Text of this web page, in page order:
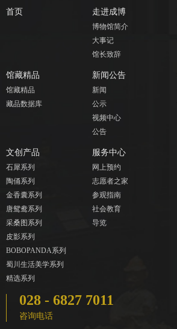
首页 走进成博
博物馆简介
大事记
馆长致辞
馆藏精品
馆藏精品
藏品数据库
新闻公告
新闻
公示
视频中心
公告
文创产品
石犀系列
陶俑系列
金香囊系列
唐鸳鸯系列
采桑图系列
皮影系列
BOBOPANDA系列
蜀川生活美学系列
精选系列
服务中心
网上预约
志愿者之家
参观指南
社会教育
导览
028 - 6827 7011
咨询电话